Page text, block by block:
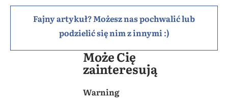
Fajny artykuł? Możesz nas pochwalić lub
podzielić się nim z innymi :)
Może Cię
zainteresują
Warning